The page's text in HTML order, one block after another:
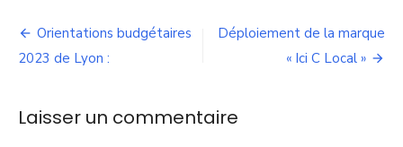
budget
:
Navigation
de
Orientations budgétaires
2023 de Lyon :
Déploiement de la marque
« Ici C Local »
Laisser un commentaire